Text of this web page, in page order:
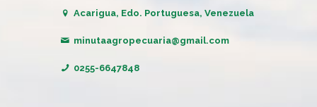
Acarigua, Edo. Portuguesa, Venezuela
minutaagropecuaria@gmail.com
0255-6647848